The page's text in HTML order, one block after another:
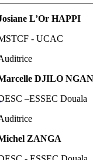
L’Or HAPPI
- UCAC
DJILO
–ESSEC Douala
ZANGA